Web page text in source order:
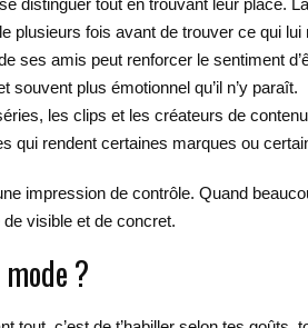
distinguer tout en trouvant leur place.
plusieurs fois avant de trouver ce qui
ses amis peut renforcer le sentiment
plus émotionnel qu’il n’y paraît.
les clips et les créateurs de
qui rendent certaines marques ou
impression de contrôle. Quand
visible et de concret.
?